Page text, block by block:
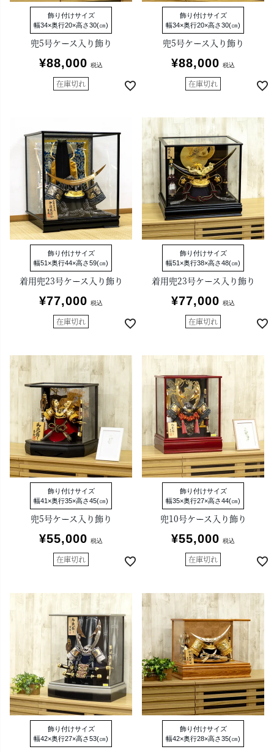
飾り付けサイズ
幅34×奥行20×高さ30(㎝)
兜5号ケース入り飾り
¥88,000 税込
在庫切れ
飾り付けサイズ
幅34×奥行20×高さ30(㎝)
兜5号ケース入り飾り
¥88,000 税込
在庫切れ
飾り付けサイズ
幅51×奥行44×高さ59(㎝)
着用兜23号ケース入り飾り
¥77,000 税込
在庫切れ
飾り付けサイズ
幅51×奥行38×高さ48(㎝)
着用兜23号ケース入り飾り
¥77,000 税込
在庫切れ
飾り付けサイズ
幅41×奥行35×高さ45(㎝)
兜5号ケース入り飾り
¥55,000 税込
在庫切れ
飾り付けサイズ
幅35×奥行27×高さ44(㎝)
兜10号ケース入り飾り
¥55,000 税込
在庫切れ
飾り付けサイズ
幅42×奥行27×高さ53(㎝)
飾り付けサイズ
幅42×奥行28×高さ35(㎝)